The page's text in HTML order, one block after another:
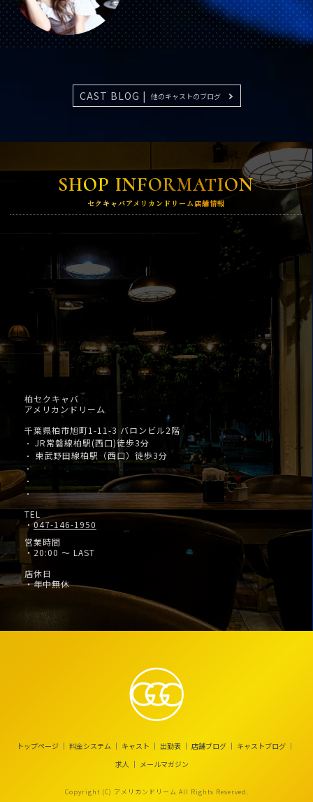
CAST BLOG | 他のキャストのブログ
SHOP INFORMATION
セクキャバアメリカンドリーム店舗情報
柏セクキャバ
アメリカンドリーム
千葉県柏市旭町1-11-3 バロンビル2階
・ JR常磐線柏駅(西口)徒歩3分
・ 東武野田線柏駅（西口）徒歩3分
・
・
・
TEL
・047-146-1950
営業時間
・20:00 ～ LAST
店休日
・年中無休
トップページ 料金システム キャスト 出勤表 店舗ブログ
キャストブログ
求人
メールマガジン
Copyright (C) アメリカンドリーム All Rights Reserved.